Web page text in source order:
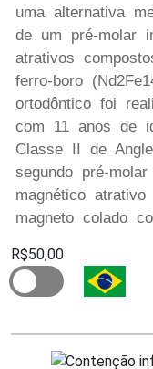
uma alternativa
de um pré-molar
atrativos
ferro-boro
ortodôntico foi
com 11 anos de
Classe II de
segundo pré-
magnético
magneto colado
R$50,00